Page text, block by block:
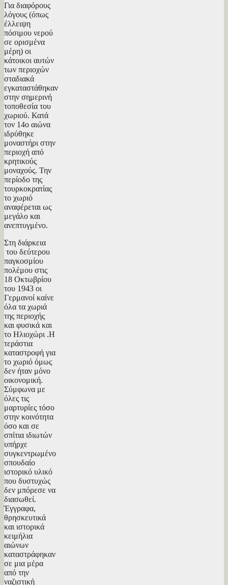
Για διαφόρους
λόγους (όπως
έλλειψη
πόσιμου νερού
σε ορισμένα
μέρη) οι
κάτοικοι αυτών
των περιοχών
σταδιακά
εγκαταστάθηκαν
στην σημερινή
τοποθεσία του
χωριού. Κατά
τον 14ο αιώνα
ιδρύθηκε
μοναστήρι στην
περιοχή από
κρητικούς
μοναχούς. Την
περίοδο της
τουρκοκρατίας
το χωριό
αναφέρεται ως
μεγάλο και
ανεπτυγμένο.
Στη διάρκεια
του δεύτερου
παγκοσμίου
πολέμου στις
18 Οκτωβρίου
του 1943 οι
Γερμανοί καίνε
όλα τα χωριά
της περιοχής
και φυσικά και
το Ηλιοχώρι .Η
τεράστια
καταστροφή για
το χωριό όμως
δεν ήταν μόνο
οικονομική.
Σύμφωνα με
όλες τις
μαρτυρίες τόσο
στην κοινότητα
όσο και σε
σπίτια ιδιωτών
υπήρχε
συγκεντρωμένο
σπουδαίο
ιστορικό υλικό
που δυστυχώς
δεν μπόρεσε να
διασωθεί.
Έγγραφα,
θρησκευτικά
και ιστορικά
κειμήλια
αιώνων
καταστράφηκαν
σε μια μέρα
από την
ναζιστική